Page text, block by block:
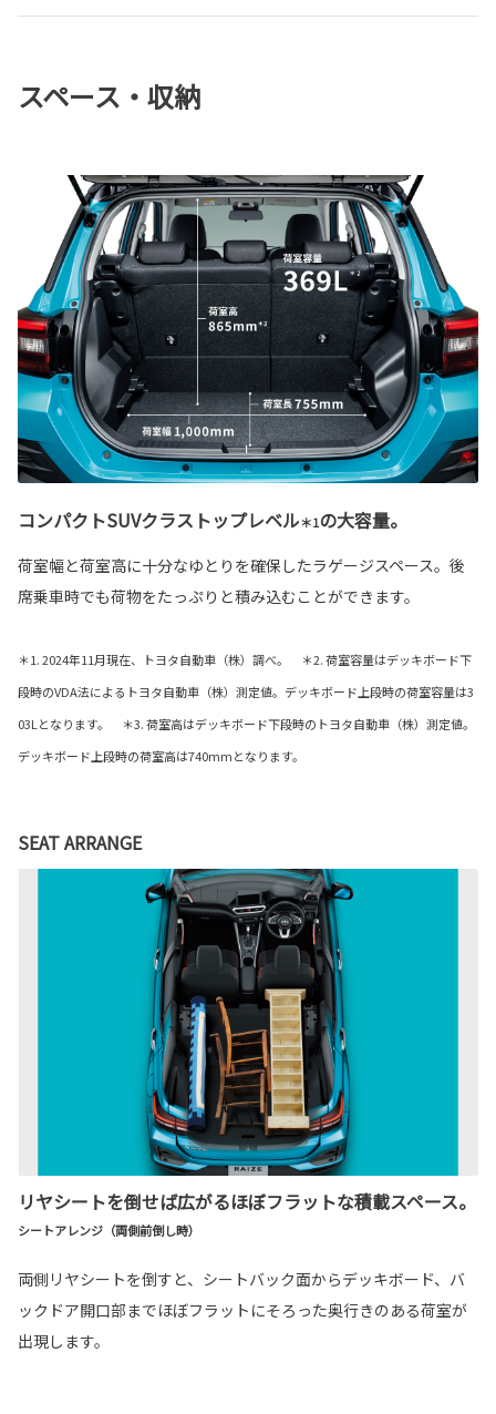
スペース・収納
コンパクトSUVクラストップレベル＊1の大容量。
荷室幅と荷室高に十分なゆとりを確保したラゲージスペース。後
席乗車時でも荷物をたっぷりと積み込むことができます。
＊1. 2024年11月現在、トヨタ自動車（株）調べ。 ＊2. 荷室容量はデッキボード下
段時のVDA法によるトヨタ自動車（株）測定値。デッキボード上段時の荷室容量は3
03Lとなります。 ＊3. 荷室高はデッキボード下段時のトヨタ自動車（株）測定値。
デッキボード上段時の荷室高は740mmとなります。
SEAT ARRANGE
リヤシートを倒せば広がるほぼフラットな積載スペース。
シートアレンジ（両側前倒し時）
両側リヤシートを倒すと、シートバック面からデッキボード、バ
ックドア開口部までほぼフラットにそろった奥行きのある荷室が
出現します。